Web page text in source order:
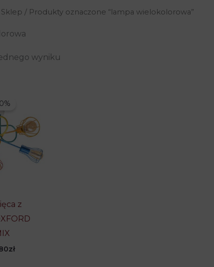
Sklep / Produkty oznaczone “lampa wielokolorowa”
wyniku
z
złAktualna